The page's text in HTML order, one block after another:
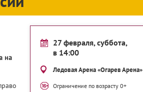
27 февраля, суббота,
в 14:00
Ледовая Арена «Огарев Арена»
Ограничение по возрасту 0+
на